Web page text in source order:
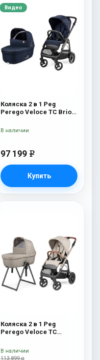
Видео
Коляска 2 в 1 Peg
Perego Veloce TC Brio
97 199 e
Купить
В наличии
Коляска 2 в 1 Peg
Perego Veloce TC
113 899 р
В наличии